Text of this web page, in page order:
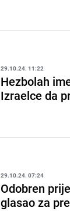
29.10.24. 11:22
Hezbolah
Izraelce da
29.10.24. 07:24
Odobren
glasao za